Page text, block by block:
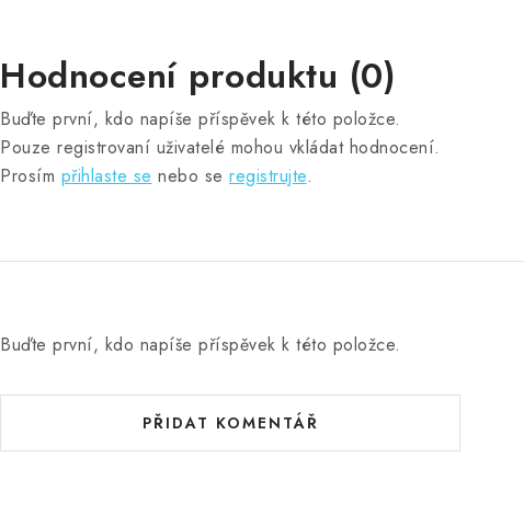
Hodnocení produktu (0)
Buďte první, kdo napíše příspěvek k této položce.
Pouze registrovaní uživatelé mohou vkládat hodnocení.
Prosím přihlaste se nebo se registrujte.
Buďte první, kdo napíše příspěvek k této položce.
PŘIDAT KOMENTÁŘ